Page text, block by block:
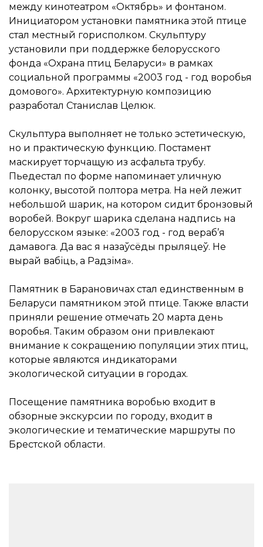
между кинотеатром «Октябрь» и фонтаном.
Инициатором установки памятника этой птице
стал местный горисполком. Скульптуру
установили при поддержке белорусского
фонда «Охрана птиц Беларуси» в рамках
социальной программы «2003 год - год воробья
домового». Архитектурную композицию
разработал Станислав Целюк.
Скульптура выполняет не только эстетическую,
но и практическую функцию. Постамент
маскирует торчащую из асфальта трубу.
Пьедестал по форме напоминает уличную
колонку, высотой полтора метра. На ней лежит
небольшой шарик, на котором сидит бронзовый
воробей. Вокруг шарика сделана надпись на
белорусском языке: «2003 год - год вераб’я
дамавога. Да вас я назаўсёды прыляцеў. Не
вырай вабіць, а Радзіма».
Памятник в Барановичах стал единственным в
Беларуси памятником этой птице. Также власти
приняли решение отмечать 20 марта день
воробья. Таким образом они привлекают
внимание к сокращению популяции этих птиц,
которые являются индикаторами
экологической ситуации в городах.
Посещение памятника воробью входит в
обзорные экскурсии по городу, входит в
экологические и тематические маршруты по
Брестской области.